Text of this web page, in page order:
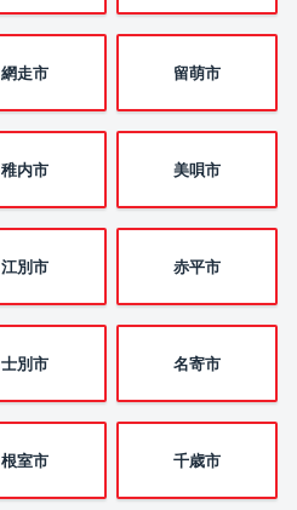
網走市 留萌市
稚内市 美唄市
江別市 赤平市
士別市 名寄市
根室市 千歳市